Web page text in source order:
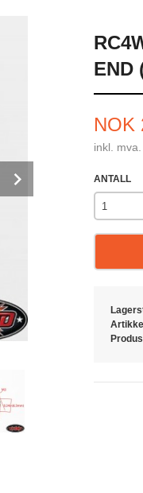
END
Pris
NOK
inkl. mva.
ANTALL